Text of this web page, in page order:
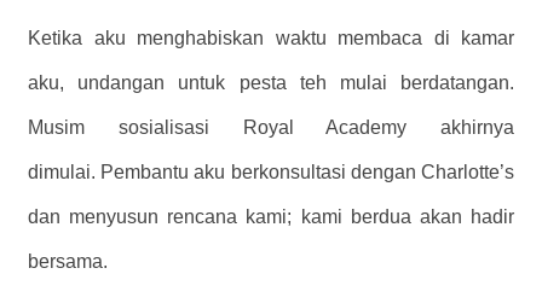
Ketika aku menghabiskan waktu membaca di kamar
aku, undangan untuk pesta teh mulai berdatangan.
Musim sosialisasi Royal Academy akhirnya
dimulai. Pembantu aku berkonsultasi dengan Charlotte’s
dan menyusun rencana kami; kami berdua akan hadir
bersama.